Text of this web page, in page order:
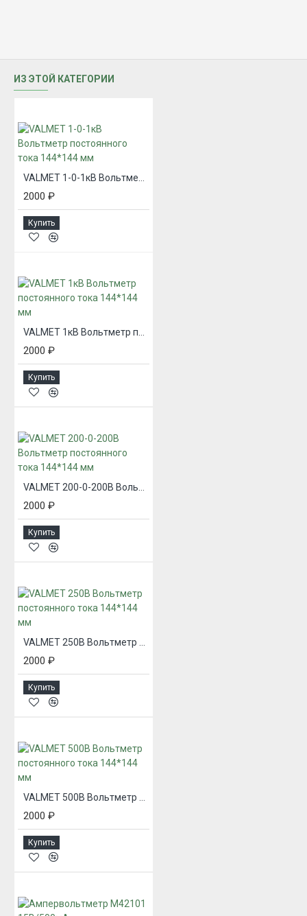
ИЗ ЭТОЙ КАТЕГОРИИ
2000 ₽
Купить
VALMET 1кВ Вольтметр постоянного тока 144*144 мм
2000 ₽
Купить
VALMET 200-0-200В Вольтметр постоянного тока 144*144 мм
2000 ₽
Купить
2000 ₽
Купить
2000 ₽
Купить